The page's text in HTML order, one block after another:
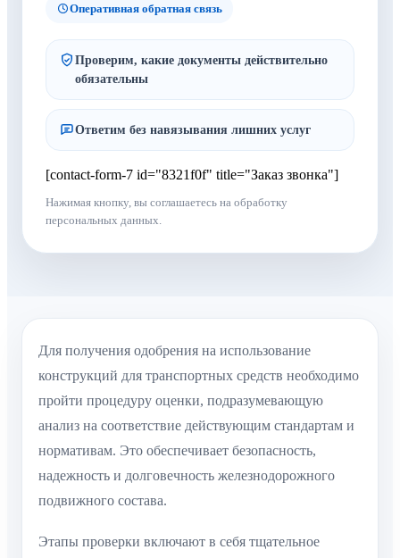
Оперативная обратная связь
Проверим, какие документы действительно
обязательны
Ответим без навязывания лишних услуг
[contact-form-7 id="8321f0f" title="Заказ звонка"]
Нажимая кнопку, вы соглашаетесь на обработку
персональных данных.
Для получения одобрения на использование
конструкций для транспортных средств необходимо
пройти процедуру оценки, подразумевающую
анализ на соответствие действующим стандартам и
нормативам. Это обеспечивает безопасность,
надежность и долговечность железнодорожного
подвижного состава.
Этапы проверки включают в себя тщательное